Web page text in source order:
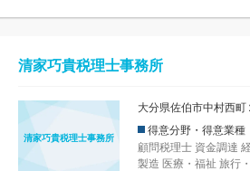
清家巧貴税理士事務所
清家巧貴税理士事務所
大分県佐伯市中村西
得意分野・得意業種
顧問税理士 資金調達
製造 医療・福祉 旅行